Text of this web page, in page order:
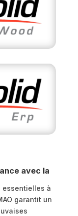
avec la
essentielles à
garantit un